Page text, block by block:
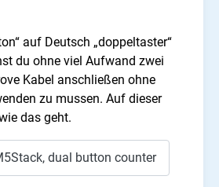
auf Deutsch „doppeltaster“
du ohne viel Aufwand zwei
Kabel anschließen ohne
zu mussen. Auf dieser
das geht.
dual button counter